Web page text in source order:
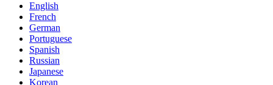
English
French
German
Portuguese
Spanish
Russian
Japanese
Korean